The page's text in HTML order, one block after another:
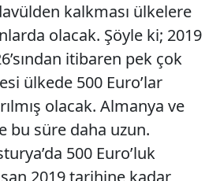
kalkması ülkelere
olacak. Şöyle ki; 2019
itibaren pek çok
ülkede 500 Euro’lar
olacak. Almanya ve
bu süre daha uzun.
500 Euro’luk